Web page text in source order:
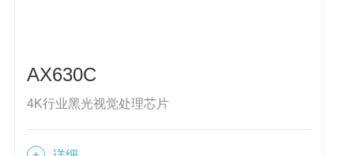
AX630C
4K行业黑光视觉处理芯片